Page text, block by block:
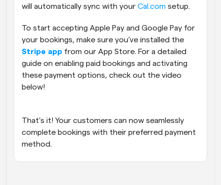
will automatically sync with your Cal.com setup.
To start accepting Apple Pay and Google Pay for
Stripe app from our App Store. For a detailed
guide on enabling paid bookings and activating
these payment options, check out the video
below!
That’s it! Your customers can now seamlessly
complete bookings with their preferred payment
method.